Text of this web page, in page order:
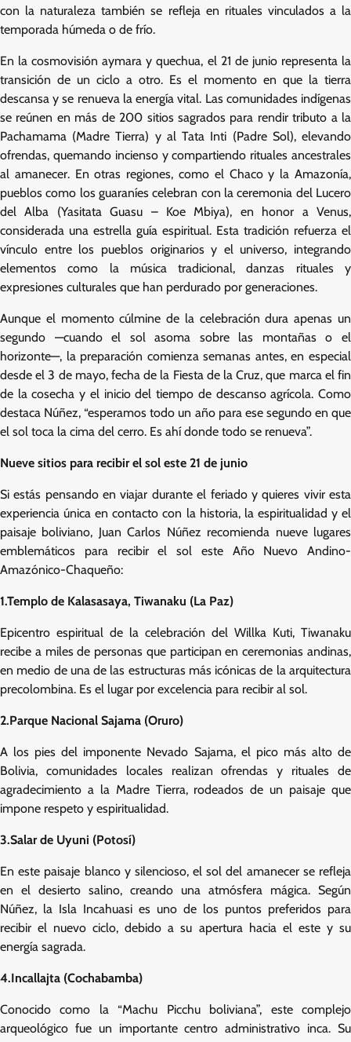
con la naturaleza también se refleja en rituales vinculados a la
temporada húmeda o de frío.
En la cosmovisión aymara y quechua, el 21 de junio representa la
transición de un ciclo a otro. Es el momento en que la tierra
descansa y se renueva la energía vital. Las comunidades indígenas
se reúnen en más de 200 sitios sagrados para rendir tributo a la
Pachamama (Madre Tierra) y al Tata Inti (Padre Sol), elevando
ofrendas, quemando incienso y compartiendo rituales ancestrales
al amanecer. En otras regiones, como el Chaco y la Amazonía,
pueblos como los guaraníes celebran con la ceremonia del Lucero
del Alba (Yasitata Guasu – Koe Mbiya), en honor a Venus,
considerada una estrella guía espiritual. Esta tradición refuerza el
vínculo entre los pueblos originarios y el universo, integrando
elementos como la música tradicional, danzas rituales y
expresiones culturales que han perdurado por generaciones.
Aunque el momento cúlmine de la celebración dura apenas un
segundo —cuando el sol asoma sobre las montañas o el
horizonte—, la preparación comienza semanas antes, en especial
desde el 3 de mayo, fecha de la Fiesta de la Cruz, que marca el fin
de la cosecha y el inicio del tiempo de descanso agrícola. Como
destaca Núñez, “esperamos todo un año para ese segundo en que
el sol toca la cima del cerro. Es ahí donde todo se renueva”.
Nueve sitios para recibir el sol este 21 de junio
Si estás pensando en viajar durante el feriado y quieres vivir esta
experiencia única en contacto con la historia, la espiritualidad y el
paisaje boliviano, Juan Carlos Núñez recomienda nueve lugares
emblemáticos para recibir el sol este Año Nuevo Andino-
Amazónico-Chaqueño:
1.Templo de Kalasasaya, Tiwanaku (La Paz)
Epicentro espiritual de la celebración del Willka Kuti, Tiwanaku
recibe a miles de personas que participan en ceremonias andinas,
en medio de una de las estructuras más icónicas de la arquitectura
precolombina. Es el lugar por excelencia para recibir al sol.
2.Parque Nacional Sajama (Oruro)
A los pies del imponente Nevado Sajama, el pico más alto de
Bolivia, comunidades locales realizan ofrendas y rituales de
agradecimiento a la Madre Tierra, rodeados de un paisaje que
impone respeto y espiritualidad.
3.Salar de Uyuni (Potosí)
En este paisaje blanco y silencioso, el sol del amanecer se refleja
en el desierto salino, creando una atmósfera mágica. Según
Núñez, la Isla Incahuasi es uno de los puntos preferidos para
recibir el nuevo ciclo, debido a su apertura hacia el este y su
energía sagrada.
4.Incallajta (Cochabamba)
Conocido como la “Machu Picchu boliviana”, este complejo
arqueológico fue un importante centro administrativo inca. Su